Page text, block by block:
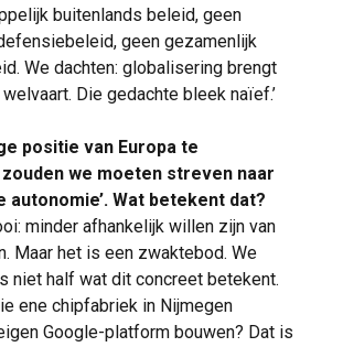
buitenlands beleid, geen
geen gezamenlijk
We dachten: globalisering brengt
Die gedachte bleek naïef.’
positie van Europa te
we moeten streven naar
Wat betekent dat?
minder afhankelijk willen zijn van
Maar het is een zwaktebod. We
niet half wat dit concreet betekent.
ene chipfabriek in Nijmegen
Google-platform bouwen? Dat is